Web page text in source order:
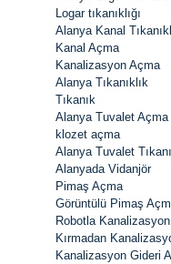
Logar tıkanıklığı
Alanya Kanal
Kanal Açma
Kanalizasyon Açma
Alanya Tıkanıklık
Tıkanık
Alanya Tuvalet Açma
klozet açma
Alanya Tuvalet
Alanyada Vidanjör
Pimaş Açma
Görüntülü Pimaş
Robotla Kanalizasyon
Kırmadan
Kanalizasyon Gideri